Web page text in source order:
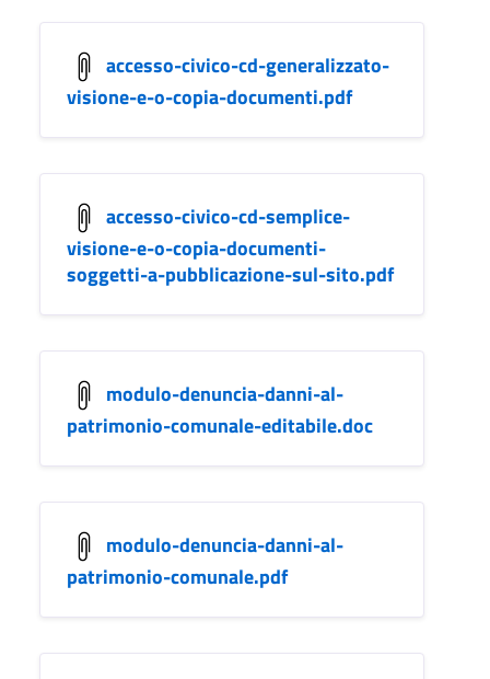
accesso-civico-cd-generalizzato-
visione-e-o-copia-documenti.pdf
accesso-civico-cd-semplice-
visione-e-o-copia-documenti-
soggetti-a-pubblicazione-sul-sito.pdf
modulo-denuncia-danni-al-
patrimonio-comunale-editabile.doc
modulo-denuncia-danni-al-
patrimonio-comunale.pdf